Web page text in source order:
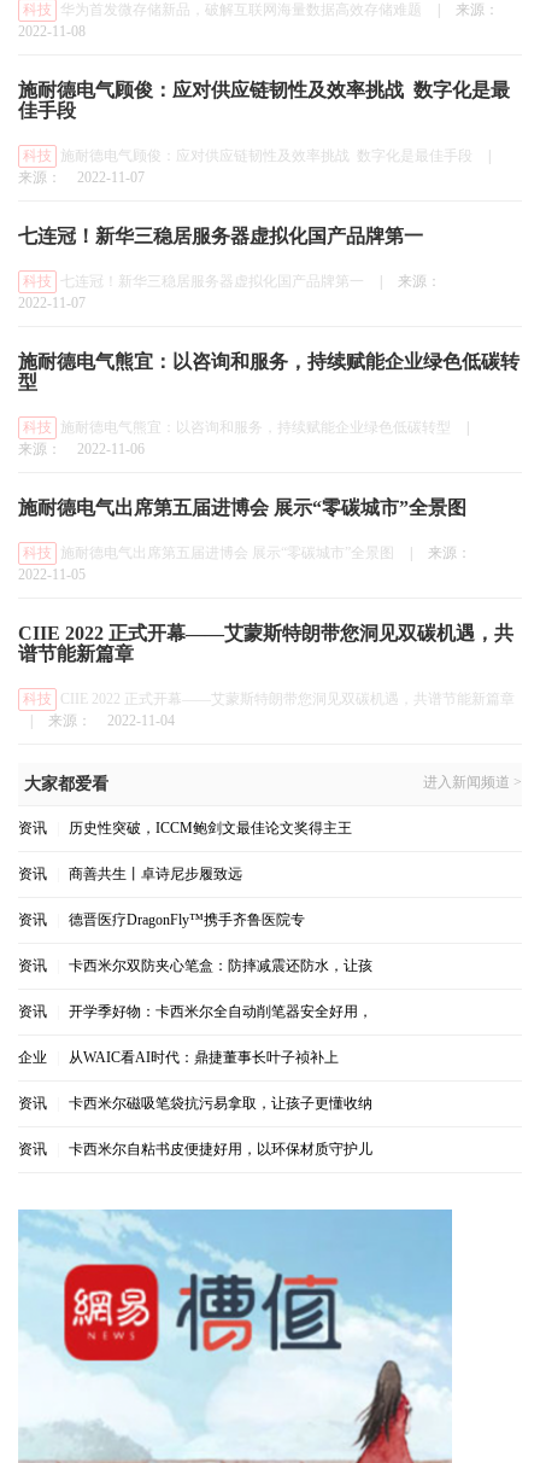
科技 华为首发微存储新品，破解互联网海量数据高效存储难题
来源：
2022-11-08
施耐德电气顾俊：应对供应链韧性及效率挑战 数字化是最
佳手段
科技 施耐德电气顾俊：应对供应链韧性及效率挑战 数字化是最佳手段
来源：
2022-11-07
七连冠！新华三稳居服务器虚拟化国产品牌第一
科技 七连冠！新华三稳居服务器虚拟化国产品牌第一
来源：
2022-11-07
施耐德电气熊宜：以咨询和服务，持续赋能企业绿色低碳转
型
科技 施耐德电气熊宜：以咨询和服务，持续赋能企业绿色低碳转型
来源：
2022-11-06
施耐德电气出席第五届进博会 展示“零碳城市”全景图
科技 施耐德电气出席第五届进博会 展示“零碳城市”全景图
来源：
2022-11-05
CIIE 2022 正式开幕——艾蒙斯特朗带您洞见双碳机遇，共
谱节能新篇章
科技
CIIE 2022 正式开幕——艾蒙斯特朗带您洞见双碳机遇，共谱节能新篇章
来源： 2022-11-04
大家都爱看 进入新闻频道 >
资讯 历史性突破，ICCM鲍剑文最佳论文奖得主王
资讯 商善共生丨卓诗尼步履致远
资讯 德晋医疗DragonFly™携手齐鲁医院专
资讯 卡西米尔双防夹心笔盒：防摔减震还防水，让孩
资讯 开学季好物：卡西米尔全自动削笔器安全好用，
企业 从WAIC看AI时代：鼎捷董事长叶子祯补上
资讯 卡西米尔磁吸笔袋抗污易拿取，让孩子更懂收纳
资讯 卡西米尔自粘书皮便捷好用，以环保材质守护儿